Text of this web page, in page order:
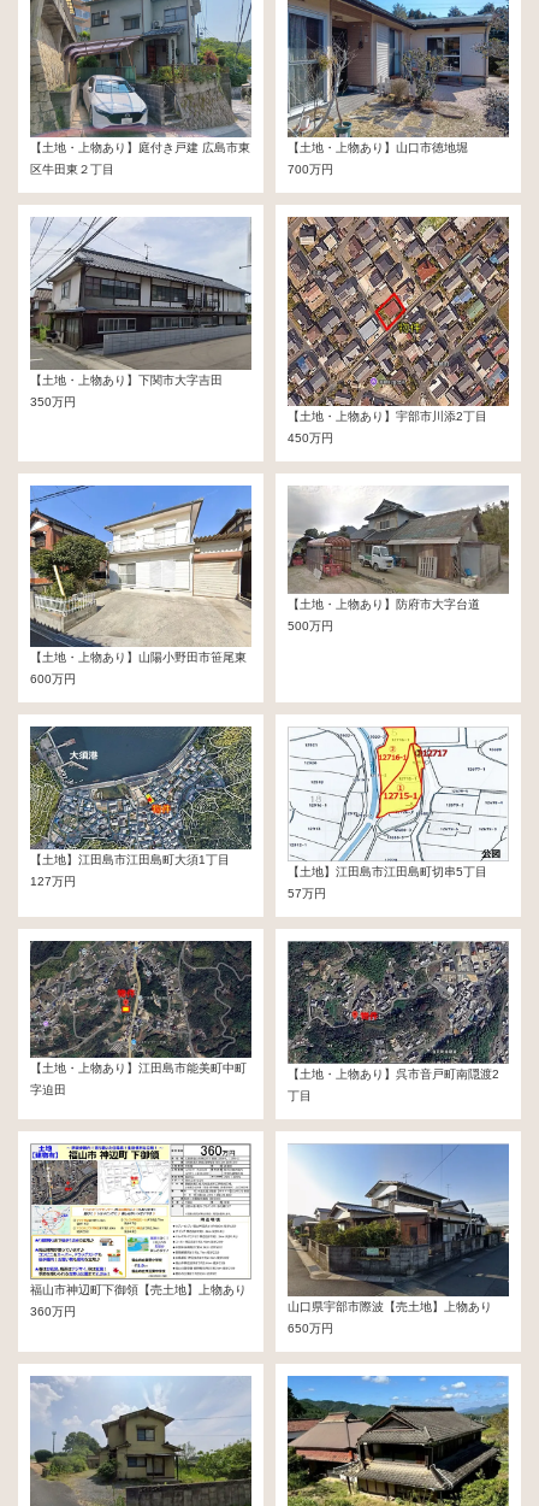
【土地・上物あり】庭付き戸建 広島市東
区牛田東２丁目
値下げしました！1,500万円
【土地・上物あり】山口市徳地堀
700万円
【土地・上物あり】下関市大字吉田
350万円
【土地・上物あり】宇部市川添2丁目
450万円
【土地・上物あり】山陽小野田市笹尾東
600万円
【土地・上物あり】防府市大字台道
500万円
【土地】江田島市江田島町大須1丁目
127万円
【土地】江田島市江田島町切串5丁目
57万円
【土地・上物あり】江田島市能美町中町
字迫田
【土地・上物あり】呉市音戸町南隠渡2
丁目
260万円
福山市神辺町下御領【売土地】上物あり
360万円
山口県宇部市際波【売土地】上物あり
650万円